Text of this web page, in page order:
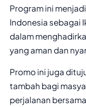
Program ini
Indonesia sebagai
dalam
yang aman dan
Promo ini juga
tambah bagi
perjalanan